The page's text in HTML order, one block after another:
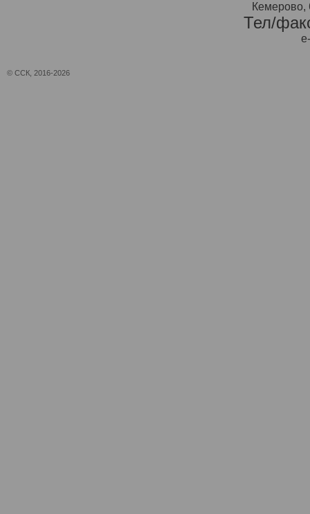
Кемерово,
Тел/
© ССК, 2016-2026